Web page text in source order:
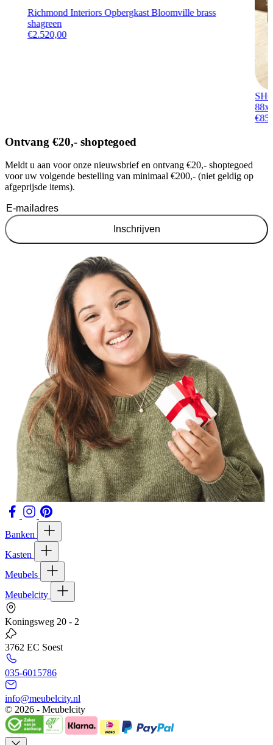
Richmond Interiors Opbergkast Bloomville brass
shagreen
€2.520,00
€
Ontvang €20,- shoptegoed
Meldt u aan voor onze nieuwsbrief en ontvang €20,- shoptegoed
voor uw volgende bestelling van minimaal €200,- (niet geldig op
afgeprijsde items).
Inschrijven
Banken
Kasten
Meubels
Meubelcity
Koningsweg 20 - 2
3762 EC Soest
035-6015786
info@meubelcity.nl
© 2026 - Meubelcity